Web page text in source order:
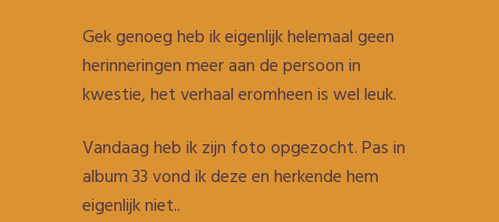
Gek genoeg heb ik eigenlijk helemaal geen
herinneringen meer aan de persoon in
kwestie, het verhaal eromheen is wel leuk.
Vandaag heb ik zijn foto opgezocht. Pas in
album 33 vond ik deze en herkende hem
eigenlijk niet..